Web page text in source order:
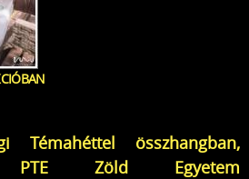
Témahéttel
összhangban,
PTE Zöld Egyetem